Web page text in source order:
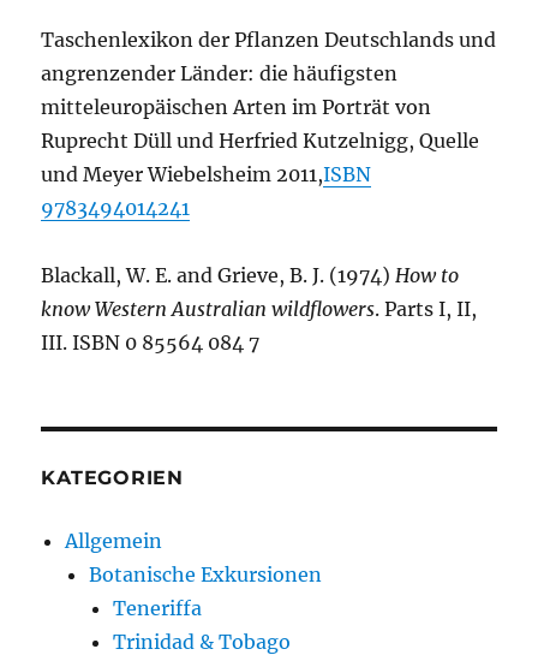
Taschenlexikon der Pflanzen Deutschlands und
angrenzender Länder: die häufigsten
mitteleuropäischen Arten im Porträt von
Ruprecht Düll und Herfried Kutzelnigg, Quelle
und Meyer Wiebelsheim 2011,ISBN
9783494014241
Blackall, W. E. and Grieve, B. J. (1974) How to
know Western Australian wildflowers. Parts I, II,
III. ISBN 0 85564 084 7
KATEGORIEN
Allgemein
Botanische Exkursionen
Teneriffa
Trinidad & Tobago